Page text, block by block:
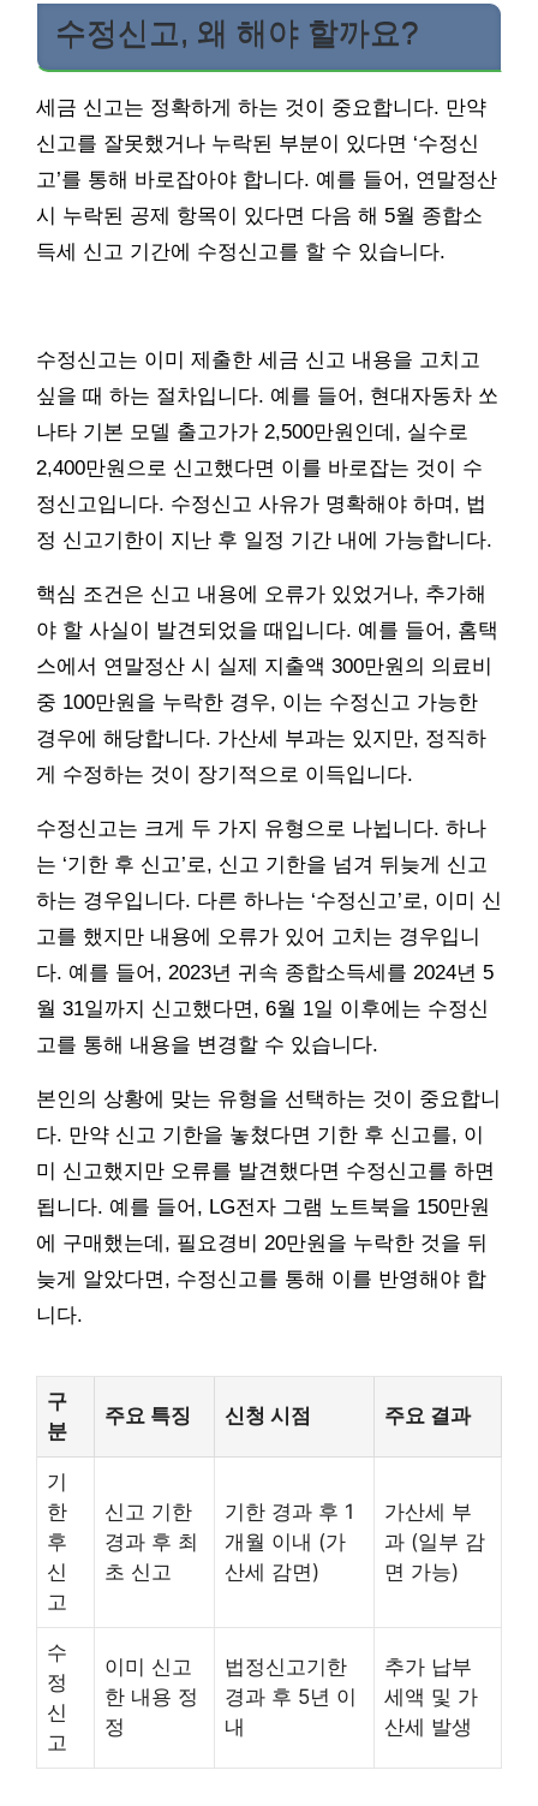
수정신고, 왜 해야 할까요?
세금 신고는 정확하게 하는 것이 중요합니다. 만약
신고를 잘못했거나 누락된 부분이 있다면 ‘수정신
고’를 통해 바로잡아야 합니다. 예를 들어, 연말정산
시 누락된 공제 항목이 있다면 다음 해 5월 종합소
득세 신고 기간에 수정신고를 할 수 있습니다.
수정신고는 이미 제출한 세금 신고 내용을 고치고
싶을 때 하는 절차입니다. 예를 들어, 현대자동차 쏘
나타 기본 모델 출고가가 2,500만원인데, 실수로
2,400만원으로 신고했다면 이를 바로잡는 것이 수
정신고입니다. 수정신고 사유가 명확해야 하며, 법
정 신고기한이 지난 후 일정 기간 내에 가능합니다.
핵심 조건은 신고 내용에 오류가 있었거나, 추가해
야 할 사실이 발견되었을 때입니다. 예를 들어, 홈택
스에서 연말정산 시 실제 지출액 300만원의 의료비
중 100만원을 누락한 경우, 이는 수정신고 가능한
경우에 해당합니다. 가산세 부과는 있지만, 정직하
게 수정하는 것이 장기적으로 이득입니다.
수정신고는 크게 두 가지 유형으로 나뉩니다. 하나
는 ‘기한 후 신고’로, 신고 기한을 넘겨 뒤늦게 신고
하는 경우입니다. 다른 하나는 ‘수정신고’로, 이미 신
고를 했지만 내용에 오류가 있어 고치는 경우입니
다. 예를 들어, 2023년 귀속 종합소득세를 2024년 5
월 31일까지 신고했다면, 6월 1일 이후에는 수정신
고를 통해 내용을 변경할 수 있습니다.
본인의 상황에 맞는 유형을 선택하는 것이 중요합니
다. 만약 신고 기한을 놓쳤다면 기한 후 신고를, 이
미 신고했지만 오류를 발견했다면 수정신고를 하면
됩니다. 예를 들어, LG전자 그램 노트북을 150만원
에 구매했는데, 필요경비 20만원을 누락한 것을 뒤
늦게 알았다면, 수정신고를 통해 이를 반영해야 합
니다.
구
분
주요 특징 신청 시점 주요 결과
기
한
후
신
고
신고 기한
경과 후 최
초 신고
기한 경과 후 1
개월 이내 (가
산세 감면)
가산세 부
과 (일부 감
면 가능)
수
정
신
고
이미 신고
한 내용 정
정
법정신고기한
경과 후 5년 이
내
추가 납부
세액 및 가
산세 발생